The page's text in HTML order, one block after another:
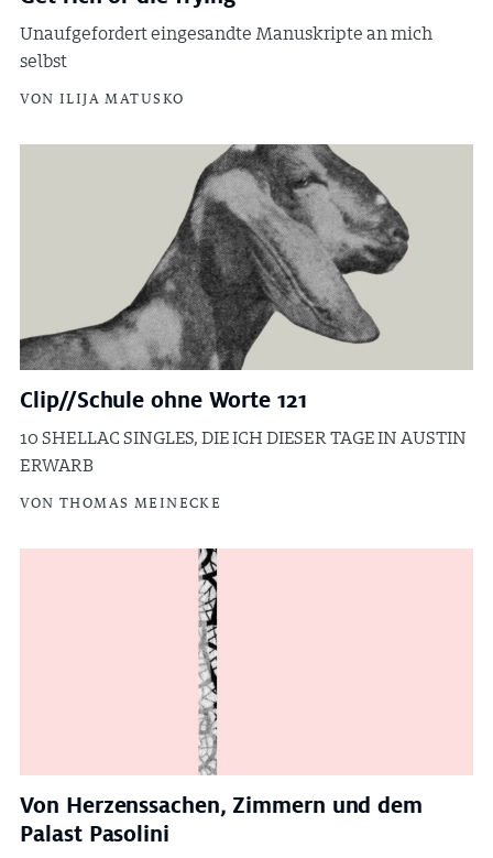
Unaufgefordert eingesandte Manuskripte an mich
selbst
VON ILIJA MATUSKO
Clip//Schule ohne Worte 121
10 SHELLAC SINGLES, DIE ICH DIESER TAGE IN AUSTIN
ERWARB
VON THOMAS MEINECKE
Von Herzenssachen, Zimmern und dem
Palast Pasolini